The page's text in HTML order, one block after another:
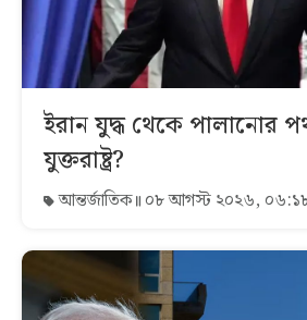
ইরান যুদ্ধ থেকে পালানোর
যুক্তরাষ্ট্র?
আন্তর্জাতিক ০৮ আগস্ট ২০২৬,